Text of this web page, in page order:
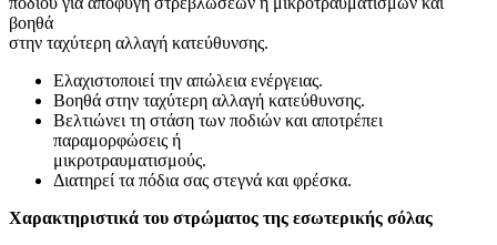
βοηθά
στην ταχύτερη αλλαγή κατεύθυνσης.
Ελαχιστοποιεί την απώλεια ενέργειας.
Βοηθά στην ταχύτερη αλλαγή κατεύθυνσης.
Βελτιώνει τη στάση των ποδιών και αποτρέπει
παραμορφώσεις ή
μικροτραυματισμούς.
Διατηρεί τα πόδια σας στεγνά και φρέσκα.
Χαρακτηριστικά του στρώματος της εσωτερικής σόλας